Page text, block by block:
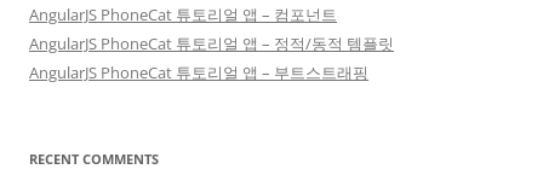
AngularJS PhoneCat 튜토리얼 앱 – 컴포넌트
AngularJS PhoneCat 튜토리얼 앱 – 정적/동적 템플릿
AngularJS PhoneCat 튜토리얼 앱 – 부트스트래핑
RECENT COMMENTS